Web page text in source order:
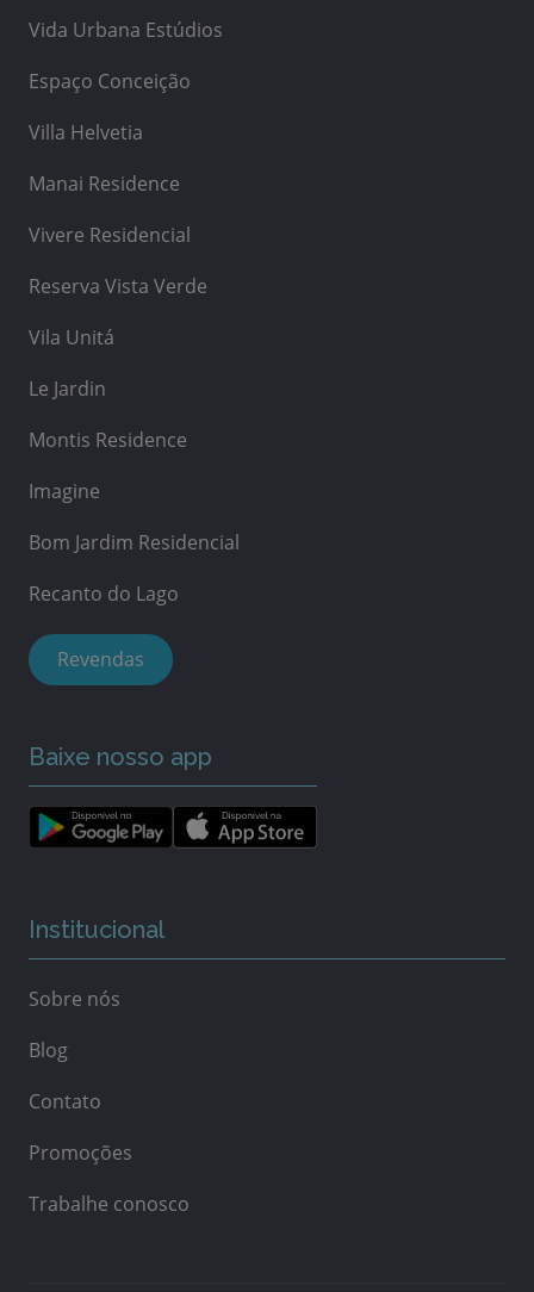
Vida Urbana Estúdios
Espaço Conceição
Villa Helvetia
Manai Residence
Vivere Residencial
Reserva Vista Verde
Vila Unitá
Le Jardin
Montis Residence
Imagine
Bom Jardim Residencial
Recanto do Lago
Revendas
Baixe nosso app
Institucional
Sobre nós
Blog
Contato
Promoções
Trabalhe conosco